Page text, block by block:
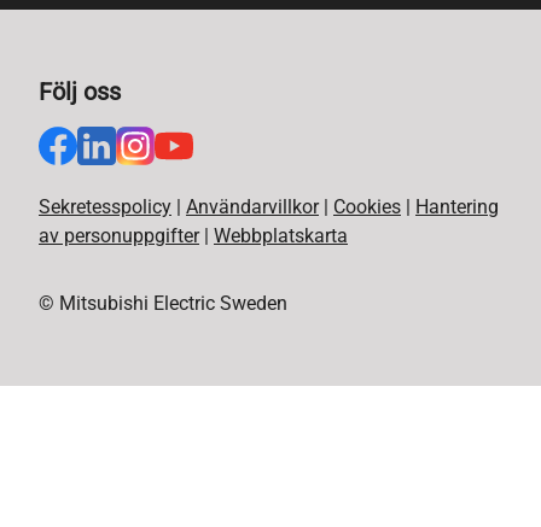
Följ oss
Sekretesspolicy | Användarvillkor | Cookies | Hantering
av personuppgifter | Webbplatskarta
© Mitsubishi Electric Sweden